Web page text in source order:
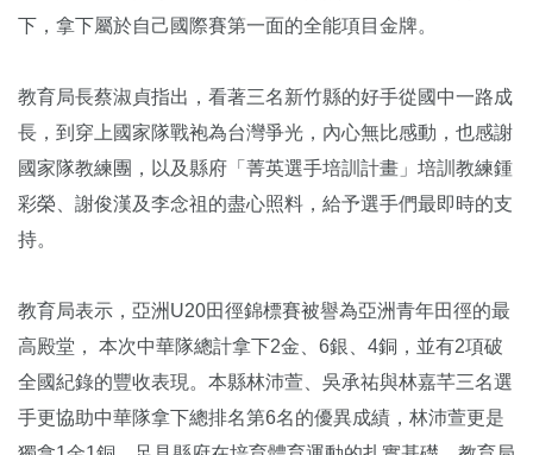
下，拿下屬於自己國際賽第一面的全能項目金牌。
教育局長蔡淑貞指出，看著三名新竹縣的好手從國中一路成
長，到穿上國家隊戰袍為台灣爭光，內心無比感動，也感謝
國家隊教練團，以及縣府「菁英選手培訓計畫」培訓教練鍾
彩榮、謝俊漢及李念祖的盡心照料，給予選手們最即時的支
持。
教育局表示，亞洲U20田徑錦標賽被譽為亞洲青年田徑的最
高殿堂， 本次中華隊總計拿下2金、6銀、4銅，並有2項破
全國紀錄的豐收表現。本縣林沛萱、吳承祐與林嘉芊三名選
手更協助中華隊拿下總排名第6名的優異成績，林沛萱更是